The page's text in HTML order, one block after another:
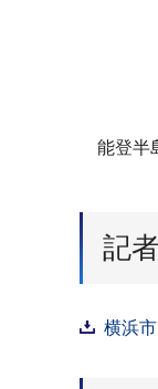
能登半
記
横浜